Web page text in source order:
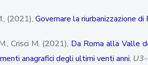
(2021), Governare la riurbanizzazione di
Crisci M. (2021), Da Roma alla Valle
anagrafici degli ultimi venti anni,